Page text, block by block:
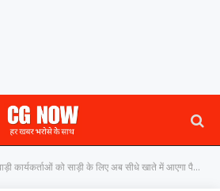
कार्यकर्ताओं को साड़ी के लिए अब सीधे खाते में आएगा पैसा, पुरानी व्यवस्था खत्म